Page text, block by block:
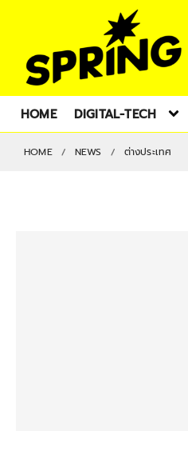
HOME DIGITAL-TECH
HOME NEWS ต่างประเทศ